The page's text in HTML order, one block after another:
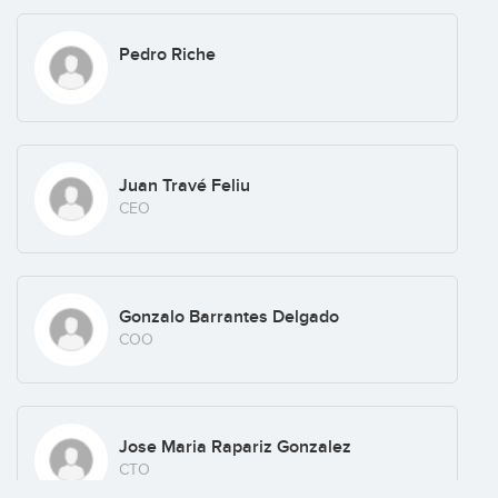
Pedro Riche
Juan Travé Feliu
CEO
Gonzalo Barrantes Delgado
COO
Jose Maria Rapariz Gonzalez
CTO